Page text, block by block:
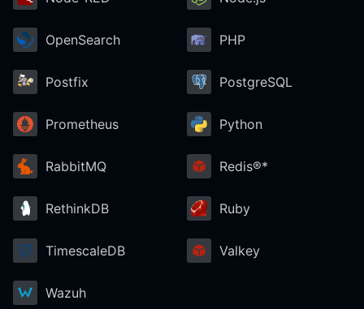
OpenSearch PHP
Postfix PostgreSQL
Prometheus Python
RabbitMQ Redis®*
RethinkDB Ruby
TimescaleDB Valkey
Wazuh